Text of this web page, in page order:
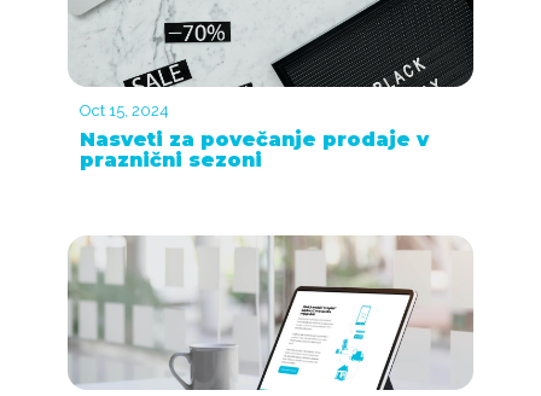
Oct 15, 2024
Nasveti za povečanje prodaje v
praznični sezoni